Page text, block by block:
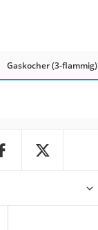
Gaskocher (3-flammig)